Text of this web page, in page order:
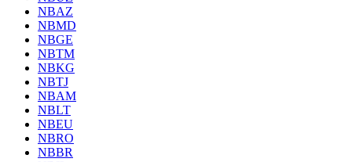
NBAZ
NBMD
NBGE
NBTM
NBKG
NBTJ
NBAM
NBLT
NBEU
NBRO
NBBR